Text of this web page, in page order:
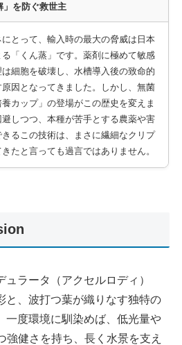
」を防ぐ救世主
とって、輸入時の最大の脅威は日本
「くん蒸」です。薬剤に極めて敏感
細胞を破壊し、水槽導入後の致命的
因となってきました。しかし、無菌
カップ」の登場がこの歴史を変えま
しつつ、本種が苦手とする農薬や害
るこの技術は、まさに繊細なクリプ
たと言っても過言ではありません。
ラータ（アクセルロディ）
と、波打つ葉が織りなす独特の
一度環境に馴染めば、低光量や
強健さを持ち、長く水景を支え